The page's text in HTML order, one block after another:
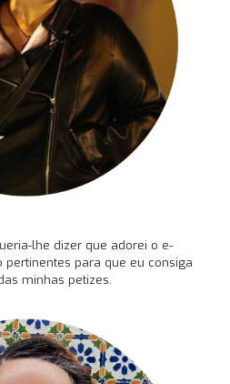
lhe dizer que adorei o e-
pertinentes para que eu consiga
minhas petizes.